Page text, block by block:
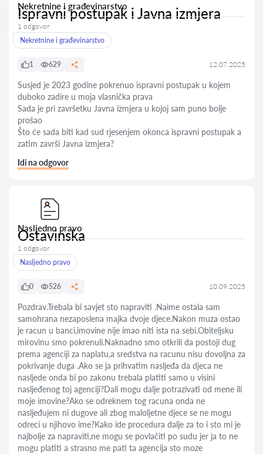
Nekretnine i građevinarstvo
Ispravni postupak i Javna izmjera
1 odgovor
Nekretnine i građevinarstvo
1 629 12.07.2025
Susjed je 2023 godine pokrenuo ispravni postupak u kojem
duboko zadire u moja vlasnička prava
Sada je pri završetku Javna izmjera u kojoj sam puno bolje
prošao
Što će sada biti kad sud rjesenjem okonca ispravni postupak a
zatim završi Javna izmjera?
Idi na odgovor
Nasljedno pravo
Ostavinska
1 odgovor
Nasljedno pravo
0 526 10.09.2025
Pozdrav.Trebala bi savjet sto napraviti .Naime ostala sam
samohrana nezaposlena majka dvoje djece.Nakon muza ostao
je racun u banci,imovine nije imao niti ista na sebi.Obiteljsku
mirovinu smo pokrenuli.Naknadno smo otkrili da postoji dug
prema agenciji za naplatu,a sredstva na racunu nisu dovoljna za
pokrivanje duga .Ako se ja prihvatim nasljeđa da djeca ne
nasljede onda bi po zakonu trebala platiti samo u visini
nasljeđenog toj agenciji?Dali mogu dalje potrazivati od mene ili
moje imovine?Ako se odreknem tog racuna onda ne
nasljeđujem ni dugove ali zbog maloljetne djece se ne mogu
odreci u njihovo ime?Kako ide procedura dalje za to i sto mi je
najbolje za napraviti,ne mogu se povlačiti po sudu jer ja to ne
mogu platiti a strasno me pati ta agencija sto moze